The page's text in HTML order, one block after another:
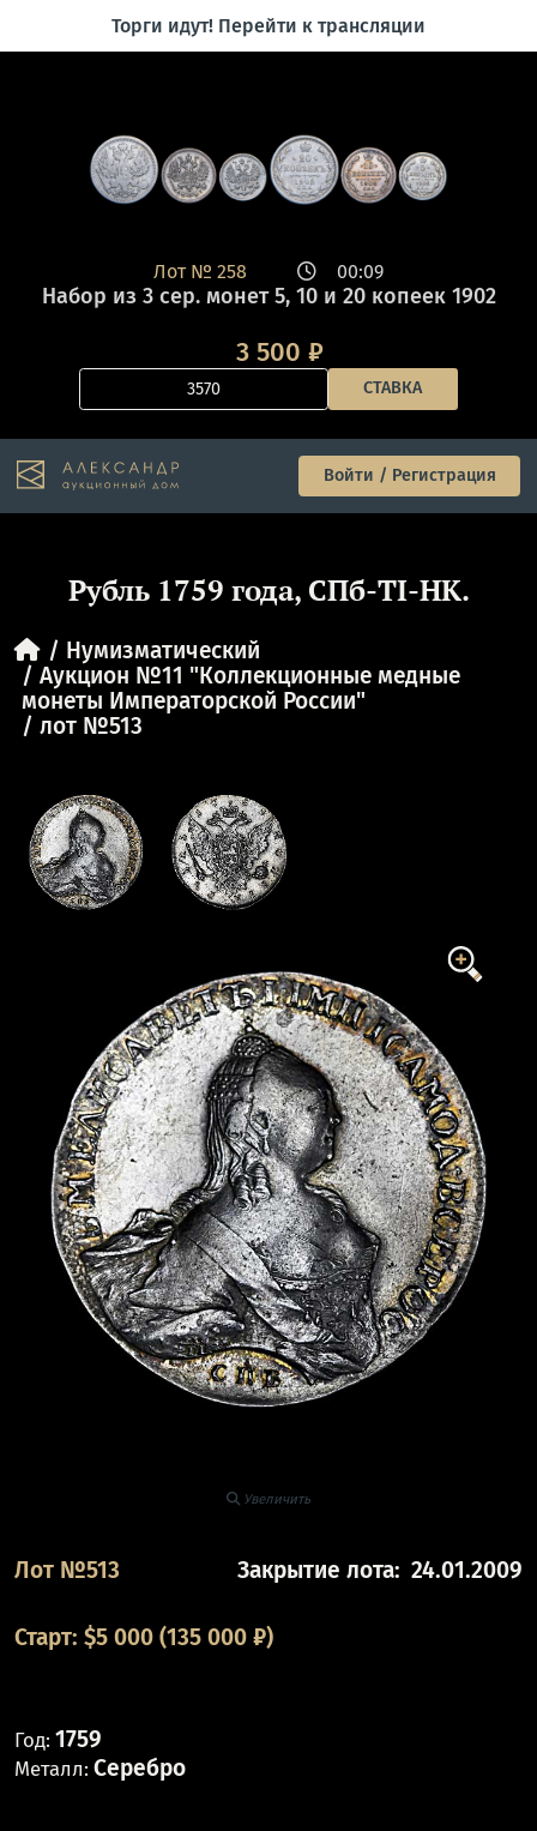
Торги идут! Перейти к трансляции
Лот №258 00:09
Набор из 3 сер. монет 5, 10 и 20 копеек 1902
СТАВКА
3 500 ₽
Войти / Регистрация
Рубль 1759 года, СПб-TI-НК.
Нумизматический
Аукцион №11 "Коллекционные медные
монеты Императорской России"
лот №513
Увеличить
Лот №513 Закрытие лота: 24.01.2009
Старт: $5 000(135 000 ₽)
Год: 1759
Металл: Серебро